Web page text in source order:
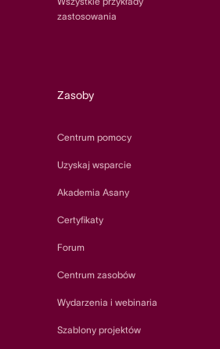
zastosowania
Zasoby
Centrum pomocy
Uzyskaj wsparcie
Akademia Asany
Certyfikaty
Forum
Centrum zasobów
Wydarzenia i webinaria
Szablony projektów